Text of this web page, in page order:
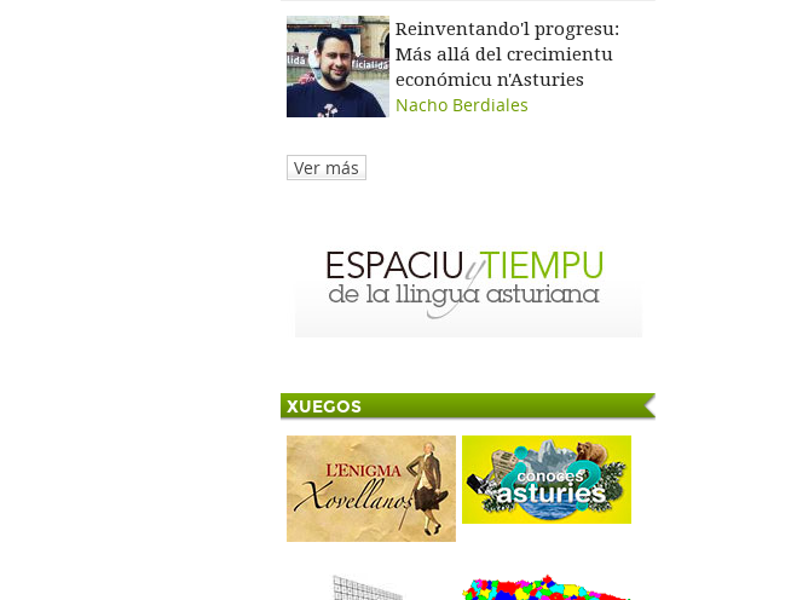
Reinventando'l progresu:
Más allá del crecimientu
económicu n'Asturies
Nacho Berdiales
Ver más
XUEGOS